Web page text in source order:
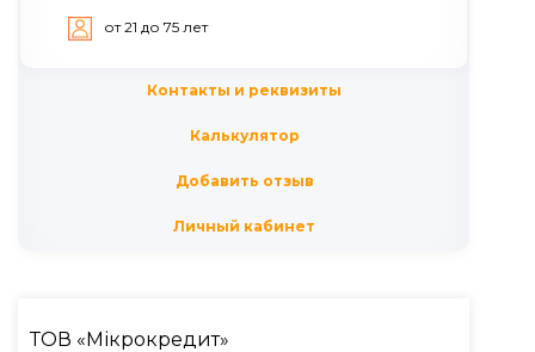
от 21 до 75 лет
Контакты и реквизиты
Калькулятор
Добавить отзыв
Личный кабинет
ТОВ «Мікрокредит»